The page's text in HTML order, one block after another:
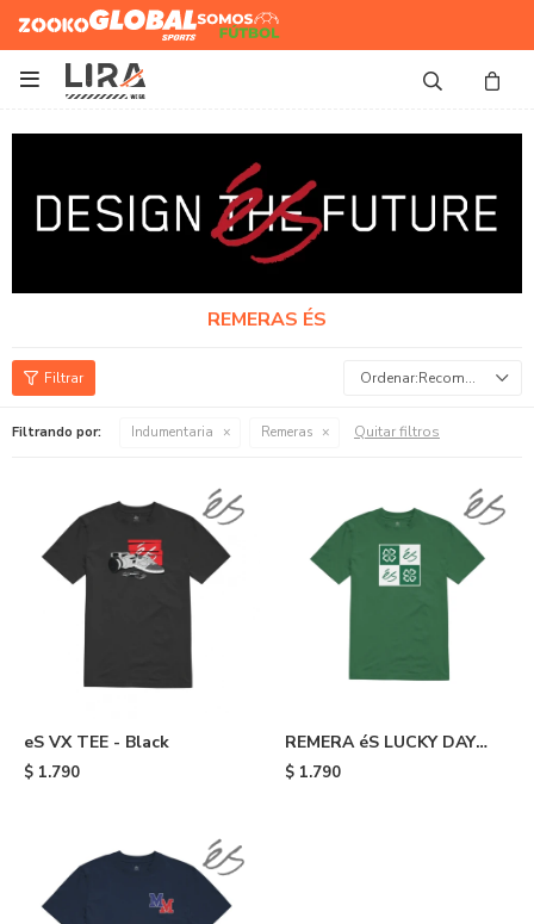
Zooko Global Sports
Somos
Futbol

REMERAS ÉS
Recomendados
Filtrando por: Indumentaria Remeras Quitar filtros
eS VX TEE - Black
$ 1.790
REMERA éS LUCKY DAY
TEE - 320
$ 1.790